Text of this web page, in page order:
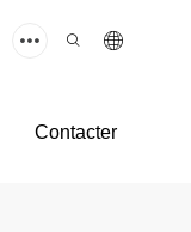
Contacter